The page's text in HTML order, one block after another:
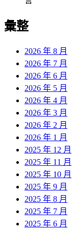
彙整
2026 年 8 月
2026 年 7 月
2026 年 6 月
2026 年 5 月
2026 年 4 月
2026 年 3 月
2026 年 2 月
2026 年 1 月
2025 年 12 月
2025 年 11 月
2025 年 10 月
2025 年 9 月
2025 年 8 月
2025 年 7 月
2025 年 6 月